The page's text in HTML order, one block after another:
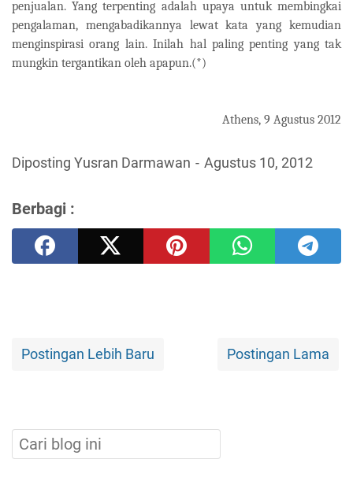
penjualan. Yang terpenting adalah upaya untuk membingkai
pengalaman, mengabadikannya lewat kata yang kemudian
menginspirasi orang lain. Inilah hal paling penting yang tak
mungkin tergantikan oleh apapun.(*)
Athens, 9 Agustus 2012
Diposting Yusran Darmawan Agustus 10, 2012
Berbagi :
Postingan Lebih Baru Postingan Lama